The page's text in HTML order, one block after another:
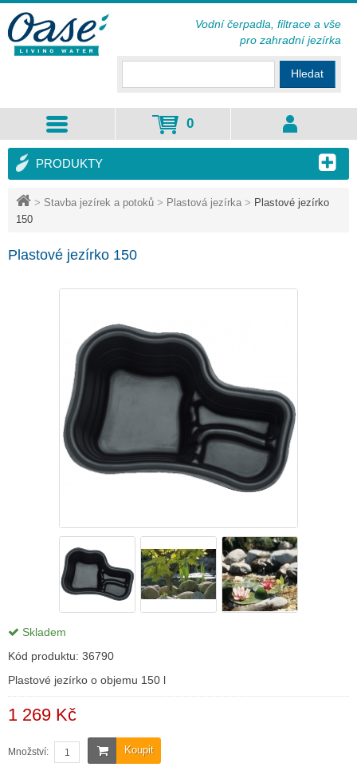
> Stavba jezírek a potoků > Plastová jezírka > Plastové jezírko
150
Plastové jezírko 150
Skladem
Kód produktu: 36790
Plastové jezírko o objemu 150 l
1 269 Kč
Koupit
Množství:
PRODUKTY
Hledat
0
Vodní čerpadla, filtrace a vše
pro zahradní jezírka